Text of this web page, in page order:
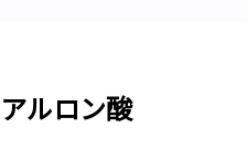
ルロン酸